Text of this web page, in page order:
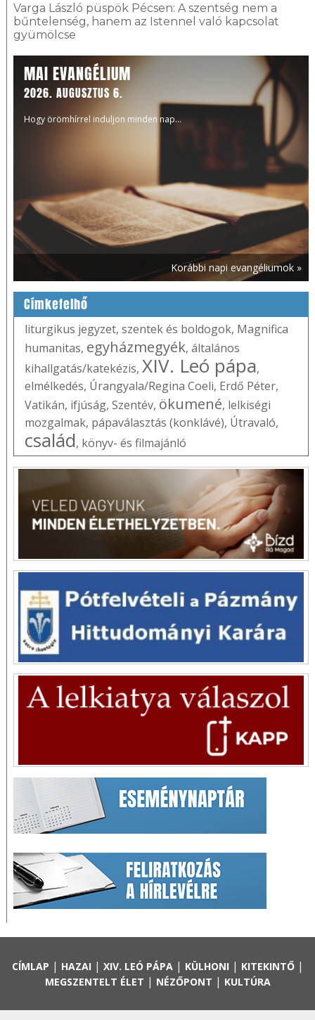
Varga László püspök Pécsen: A szentség nem a
bűntelenség, hanem az Istennel való kapcsolat
gyümölcse
MAI EVANGÉLIUM
2026. AUGUSZTUS 6.
Hogy örömhírrel induljon minden nap...
Korábbi napi evangéliumok »
Címkefelhő
liturgikus jegyzet, szentek és boldogok, Magnifica
humanitas, egyházmegyék, általános
kihallgatás/katekézis, XIV. Leó pápa,
elmélkedés, Úrangyala/Regina Coeli, Erdő Péter,
Vatikán, ifjúság, Szentév, ökumené, lelkiségi
mozgalmak, pápaválasztás (konklávé), Útravaló,
család, könyv- és filmajánló
CÍMLAP | HAZAI | XIV. LEÓ PÁPA| KÜLHONI | KITEKINTŐ|
MEGSZENTELT ÉLET | NÉZŐPONT | KULTÚRA